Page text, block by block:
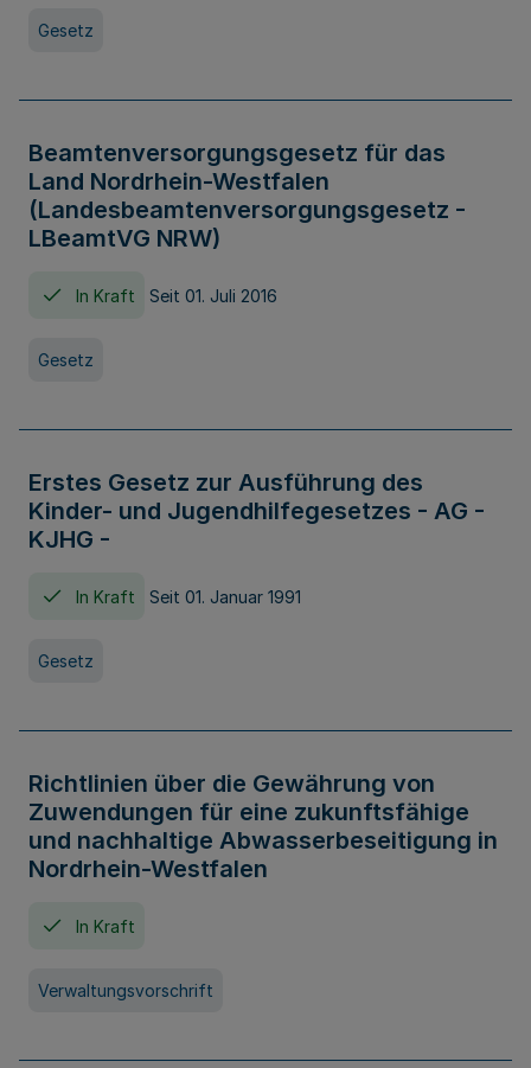
Gesetz
Beamtenversorgungsgesetz für das
Land Nordrhein-Westfalen
(Landesbeamtenversorgungsgesetz -
LBeamtVG NRW)
In Kraft Seit 01. Juli 2016
Gesetz
Erstes Gesetz zur Ausführung des
Kinder- und Jugendhilfegesetzes - AG -
KJHG -
In Kraft Seit 01. Januar 1991
Gesetz
Richtlinien über die Gewährung von
Zuwendungen für eine zukunftsfähige
und nachhaltige Abwasserbeseitigung in
Nordrhein-Westfalen
In Kraft
Verwaltungsvorschrift